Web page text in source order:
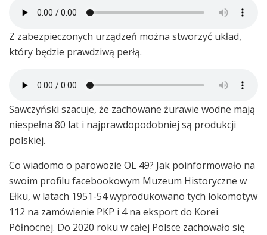
Z zabezpieczonych urządzeń można stworzyć układ,
który będzie prawdziwą perłą.
Sawczyński szacuje, że zachowane żurawie wodne mają
niespełna 80 lat i najprawdopodobniej są produkcji
polskiej.
Co wiadomo o parowozie OL 49? Jak poinformowało na
swoim profilu facebookowym Muzeum Historyczne w
Ełku, w latach 1951-54 wyprodukowano tych lokomotyw
112 na zamówienie PKP i 4 na eksport do Korei
Północnej. Do 2020 roku w całej Polsce zachowało się